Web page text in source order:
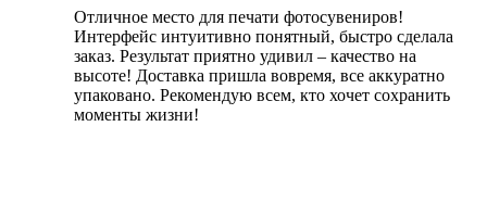
Отличное место для печати фотосувениров!
Интерфейс интуитивно понятный, быстро сделала
заказ. Результат приятно удивил – качество на
высоте! Доставка пришла вовремя, все аккуратно
упаковано. Рекомендую всем, кто хочет сохранить
моменты жизни!